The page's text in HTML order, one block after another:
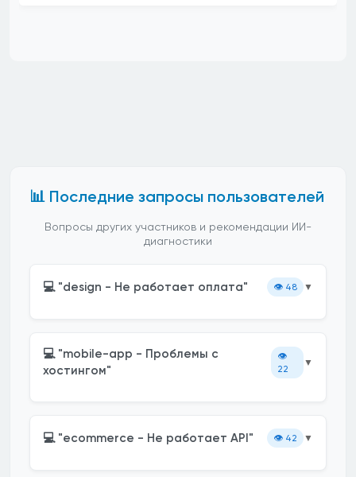
📊 Последние запросы пользователей
Вопросы других участников и рекомендации ИИ-
диагностики
💻 "design - Не работает оплата" 👁️ 48 ▼
💻 "mobile-app - Проблемы с
хостингом"
👁️
22
▼
💻 "ecommerce - Не работает API" 👁️ 42 ▼